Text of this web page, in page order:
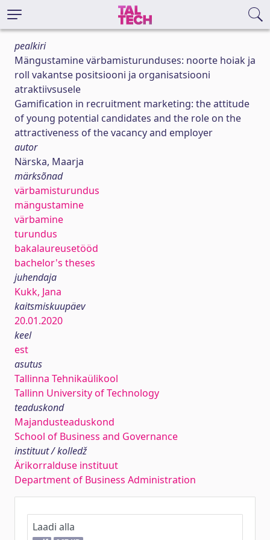
pealkiri
Mängustamine värbamisturunduses: noorte hoiak ja
roll vakantse positsiooni ja organisatsiooni
atraktiivsusele
Gamification in recruitment marketing: the attitude
of young potential candidates and the role on the
attractiveness of the vacancy and employer
autor
Närska, Maarja
märksõnad
värbamisturundus
mängustamine
värbamine
turundus
bakalaureusetööd
bachelor's theses
juhendaja
Kukk, Jana
kaitsmiskuupäev
20.01.2020
keel
est
asutus
Tallinna Tehnikaülikool
Tallinn University of Technology
teaduskond
Majandusteaduskond
School of Business and Governance
instituut / kolledž
Ärikorralduse instituut
Department of Business Administration
Laadi alla